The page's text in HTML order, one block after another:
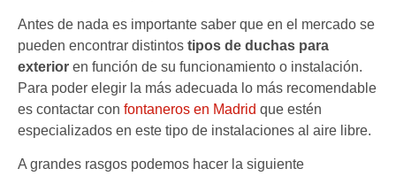
Antes de nada es importante saber que en el mercado se
pueden encontrar distintos tipos de duchas para
exterior en función de su funcionamiento o instalación.
Para poder elegir la más adecuada lo más recomendable
es contactar con fontaneros en Madrid que estén
especializados en este tipo de instalaciones al aire libre.
A grandes rasgos podemos hacer la siguiente